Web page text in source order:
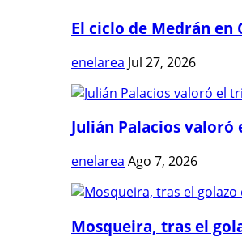
El ciclo de Medrán en
enelarea Jul 27, 2026
Julián Palacios
enelarea Ago 7, 2026
Mosqueira, tras el